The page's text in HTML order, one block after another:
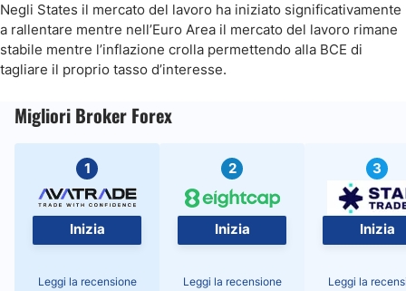
Negli States il mercato del lavoro ha iniziato significativamente
a rallentare mentre nell’Euro Area il mercato del lavoro rimane
stabile mentre l’inflazione crolla permettendo alla BCE di
tagliare il proprio tasso d’interesse.
Migliori Broker Forex
1
Inizia
Leggi la recensione
2
Inizia
Leggi la recensione
3
Inizia
Leggi la